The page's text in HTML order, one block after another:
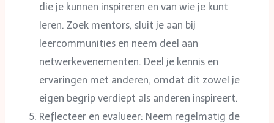
die je kunnen inspireren en van wie je kunt
leren. Zoek mentors, sluit je aan bij
leercommunities en neem deel aan
netwerkevenementen. Deel je kennis en
ervaringen met anderen, omdat dit zowel je
eigen begrip verdiept als anderen inspireert.
Reflecteer en evalueer: Neem regelmatig de